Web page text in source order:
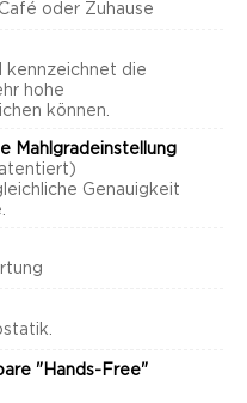
oder Zuhause
kennzeichnet die
hohe
können.
Mahlgradeinstellung
Genauigkeit
"Hands-Free"